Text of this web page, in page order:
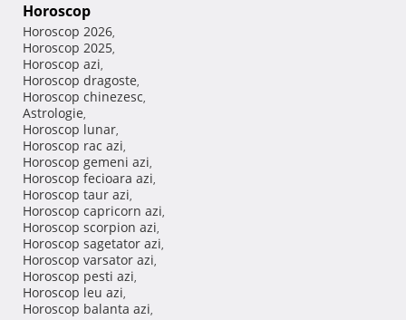
Horoscop
Horoscop 2026,
Horoscop 2025,
Horoscop azi,
Horoscop dragoste,
Horoscop chinezesc,
Astrologie,
Horoscop lunar,
Horoscop rac azi,
Horoscop gemeni azi,
Horoscop fecioara azi,
Horoscop taur azi,
Horoscop capricorn azi,
Horoscop scorpion azi,
Horoscop sagetator azi,
Horoscop varsator azi,
Horoscop pesti azi,
Horoscop leu azi,
Horoscop balanta azi,